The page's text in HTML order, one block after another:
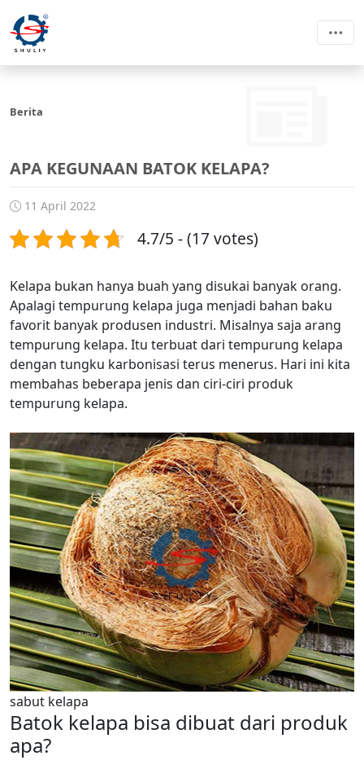
Berita
APA KEGUNAAN BATOK KELAPA?
11 April 2022
4.7/5 - (17 votes)
Kelapa bukan hanya buah yang disukai banyak orang.
Apalagi tempurung kelapa juga menjadi bahan baku
favorit banyak produsen industri. Misalnya saja arang
tempurung kelapa. Itu terbuat dari tempurung kelapa
dengan tungku karbonisasi terus menerus. Hari ini kita
membahas beberapa jenis dan ciri-ciri produk
tempurung kelapa.
sabut kelapa
Batok kelapa bisa dibuat dari produk
apa?